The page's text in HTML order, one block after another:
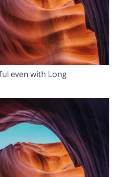
even with Long